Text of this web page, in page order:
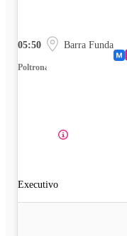
05:50 Barra Funda
Poltrona
Executivo